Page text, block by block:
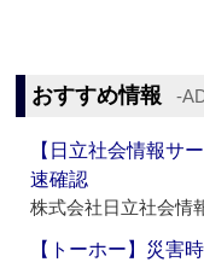
おすすめ情報
【日立社会情報サ
速確認
株式会社日立社会情
【トーホー】災害